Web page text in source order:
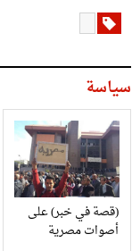
سياسة
(قصة في خبر) على
أصوات مصرية